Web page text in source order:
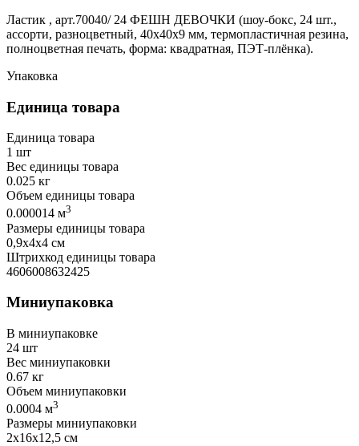
Ластик , арт.70040/ 24 ФЕШН ДЕВОЧКИ (шоу-бокс, 24 шт.,
ассорти, разноцветный, 40х40х9 мм, термопластичная резина,
полноцветная печать, форма: квадратная, ПЭТ-плёнка).
Упаковка
Единица товара
Единица товара
1 шт
Вес единицы товара
0.025 кг
Объем единицы товара
0.000014 м3
Размеры единицы товара
0,9х4х4 см
Штрихкод единицы товара
4606008632425
Миниупаковка
В миниупаковке
24 шт
Вес миниупаковки
0.67 кг
Объем миниупаковки
0.0004 м3
Размеры миниупаковки
2х16х12,5 см